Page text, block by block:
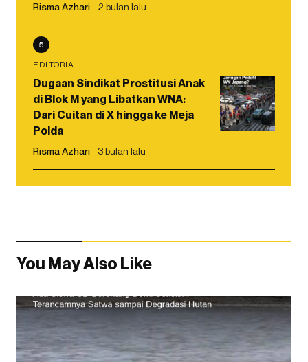
Risma Azhari 2 bulan lalu
5
EDITORIAL
Dugaan Sindikat Prostitusi Anak
di Blok M yang Libatkan WNA:
Dari Cuitan di X hingga ke Meja
Polda
Risma Azhari 3 bulan lalu
You May Also Like